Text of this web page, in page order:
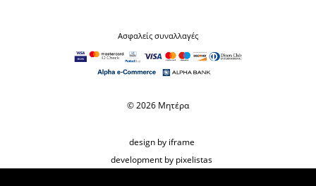
Ασφαλείς συναλλαγές
© 2026 Μητέρα
design by iframe
development by pixelistas